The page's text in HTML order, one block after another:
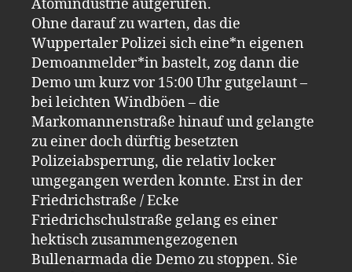
Atomindustrie aufgerufen.
Ohne darauf zu warten, das die
Wuppertaler Polizei sich eine*n eigenen
Demoanmelder*in bastelt, zog dann die
Demo um kurz vor 15:00 Uhr gutgelaunt –
bei leichten Windböen – die
Markomannenstraße hinauf und gelangte
zu einer doch dürftig besetzten
Polizeiabsperrung, die relativ locker
umgegangen werden konnte. Erst in der
Friedrichstraße / Ecke
Friedrichschulstraße gelang es einer
hektisch zusammengezogenen
Bullenarmada die Demo zu stoppen. Sie